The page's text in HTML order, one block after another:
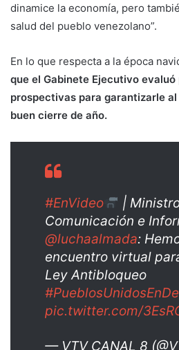
dinamice la economía, pero
salud del pueblo venezolano”.
En lo que respecta a la época
que el Gabinete Ejecutivo
prospectivas para garantizarle
buen cierre de año.
#EnVideo
|
Comunicación e
@luchaalmada:
encuentro virtual
Ley Antibloqueo
pic.twitter.com/
— VTV CANAL 8